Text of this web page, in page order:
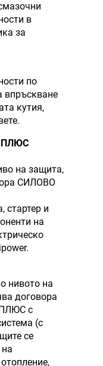
в
за
по
впръскване
кутия,
на защита,
СИЛОВО
стартер и
на
нивото на
договора
с
(с
се